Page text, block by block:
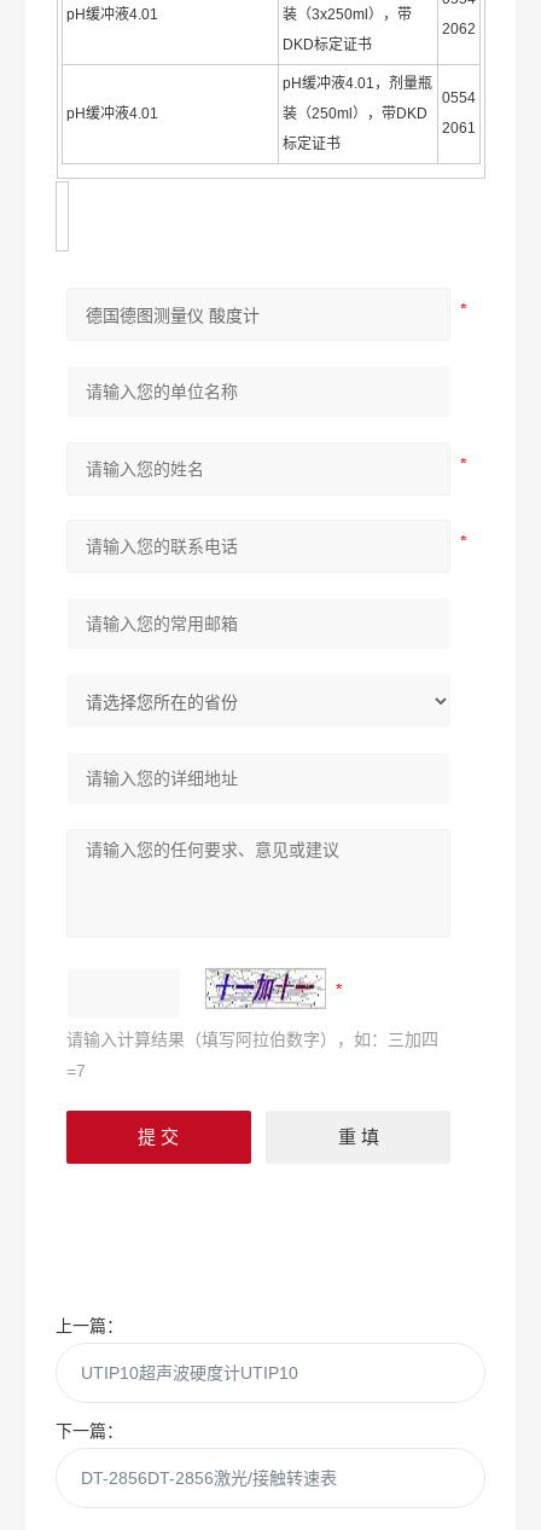
pH缓冲液4.01
装（3x250ml），带
DKD标定证书
2062
pH缓冲液4.01
pH缓冲液4.01，剂量瓶
装（250ml），带DKD
标定证书
0554
2061
请输入计算结果（填写阿拉伯数字），如：三加四
=7
上一篇：
UTIP10超声波硬度计UTIP10
下一篇：
DT-2856DT-2856激光/接触转速表